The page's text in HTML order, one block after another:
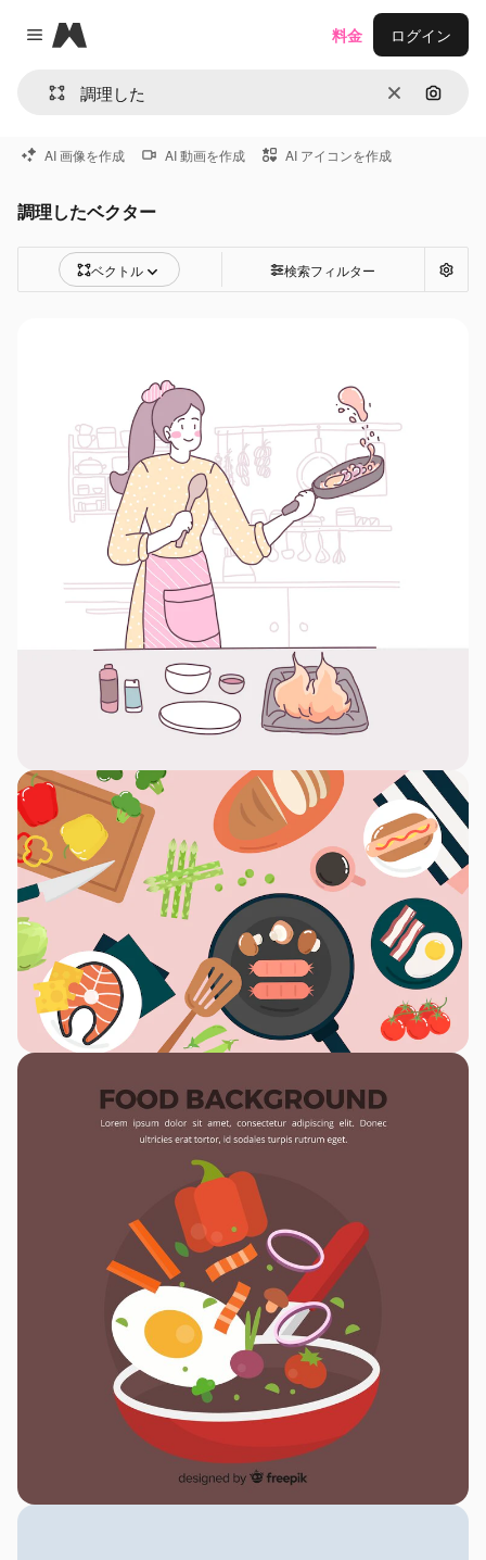
Close menu
Magnific
消去 画像で
料金 ログイン
AI 画像を作成 AI 動画を作成 AI アイコンを作成
調理したベクター
ベクトル 検索フィルター